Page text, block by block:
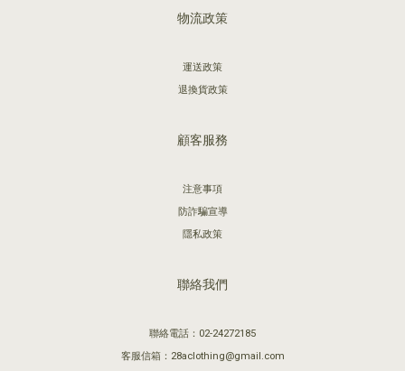
物流政策
運送政策
退換貨政策
顧客服務
注意事項
防詐騙宣導
隱私政策
聯絡我們
聯絡電話：02-24272185
客服信箱：28aclothing@gmail.com